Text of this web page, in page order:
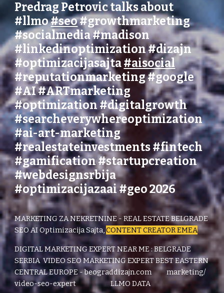
Predrag Petrovic talks about
#llmo#seo#growthmarketing
#socialmedia#madison
#linkedinoptimization#dizajn
#optimizacijasajta#aisocial
#reputationmarketing#google
#AI#ARTmarketing
#optimization #digitalgrowth
#searcheverywhereoptimization
#ai-art-marketing
#realestateinvestments #fintech
#gamification #startupcreation
#webdesignsrbija
#optimizacijazaai #geo 2026
MARKETING ZA NEKRETNINE - REAL ESTATE BELGRADE
SEO AI Optimizacija Sajta,CONTENT CREATOR EMEA
DIGITAL MARKETING EXPERT NEAR ME : BELGRADE
SERBIAVIDEO SEO MARKETING EXPERT BEST EASTERN
CENTRAL EUROPE - beograddizajn.com marketing/
video-seo-expert LLMO DATA